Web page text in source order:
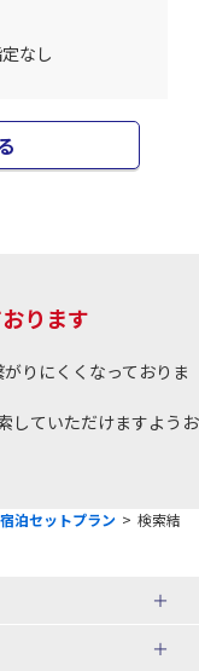
なし
ります
りにくくなっておりま
していただけますようお
泊セットプラン > 検索結
行く飛行機+ホテルパック